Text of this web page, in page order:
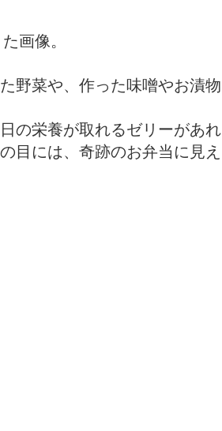
画像。
野菜や、作った味噌やお漬物
の栄養が取れるゼリーがあれ
目には、奇跡のお弁当に見え